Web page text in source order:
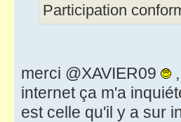
Participation
merci @XAVIER09
internet ça m'a
est celle qu'il y a sur